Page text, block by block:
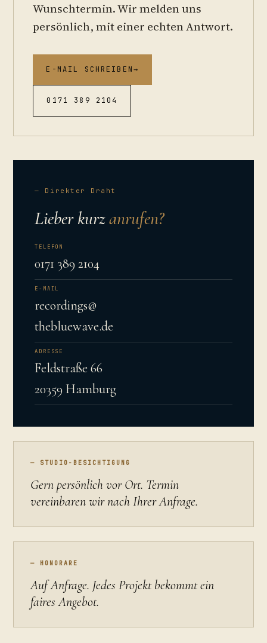
Wunschtermin. Wir melden uns
persönlich, mit einer echten Antwort.
E-MAIL SCHREIBEN→
0171 389 2104
— Direkter Draht
Lieber kurzanrufen?
TELEFON
0171 389 2104
E-MAIL
recordings@
thebluewave.de
ADRESSE
Feldstraße 66
20359 Hamburg
— STUDIO-BESICHTIGUNG
Gern persönlich vor Ort. Termin
vereinbaren wir nach Ihrer Anfrage.
— HONORARE
Auf Anfrage. Jedes Projekt bekommt ein
faires Angebot.